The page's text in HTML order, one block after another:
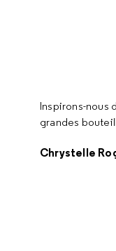
Inspirons-nous
grandes
Chrystelle